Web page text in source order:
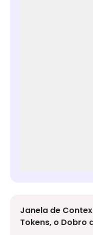
Janela de
Tokens, o Dobro